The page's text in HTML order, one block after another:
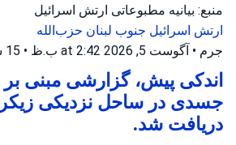
منبع: بیانیه مطبوعاتی ارتش اسرائیل
ارتش اسرائیل جنوب لبنان حزب‌الله
جرم • آگوست 5, 2026 at 2:42 ب.ظ • 15 ساعت پیش
اندکی پیش، گزارشی مبنی
جسدی در ساحل نزدیکی
دریافت شد.